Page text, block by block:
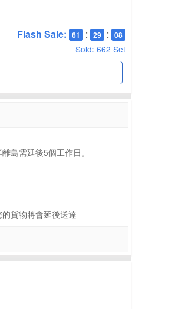
Flash Sale: 61 : 29 : 07
Sold: 662 Set
島需延後5個工作日。
貨物將會延後送達